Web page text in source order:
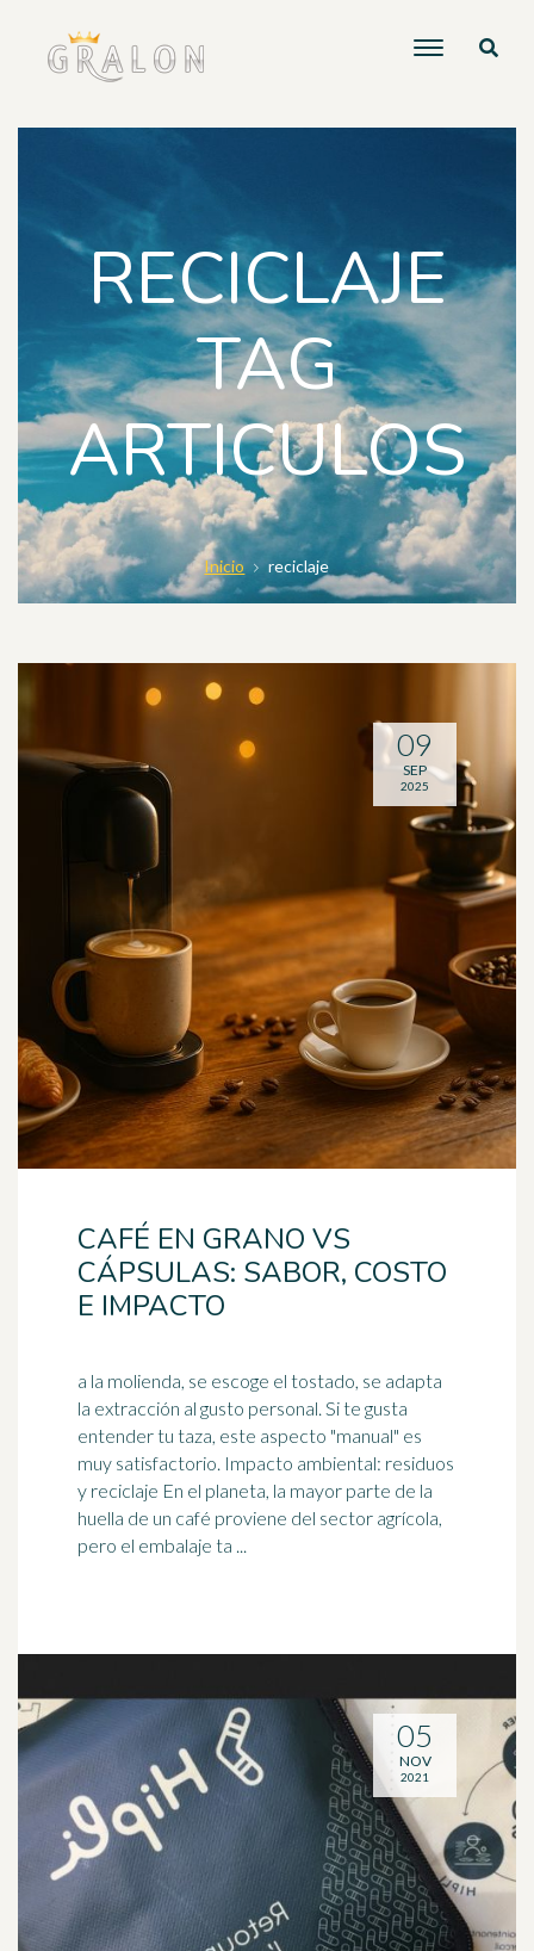
RECICLAJE
TAG
ARTICULOS
Inicio reciclaje
CAFÉ EN GRANO VS
CÁPSULAS: SABOR, COSTO
E IMPACTO
a la molienda, se escoge el tostado, se adapta
la extracción al gusto personal. Si te gusta
entender tu taza, este aspecto "manual" es
muy satisfactorio. Impacto ambiental: residuos
y reciclaje En el planeta, la mayor parte de la
huella de un café proviene del sector agrícola,
pero el embalaje ta ...
09
SEP
2025
05
NOV
2021